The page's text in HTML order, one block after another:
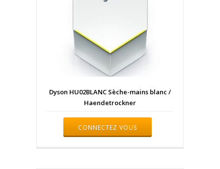
Dyson HU02BLANC Sèche-mains blanc /
Haendetrockner
CONNECTEZ VOUS